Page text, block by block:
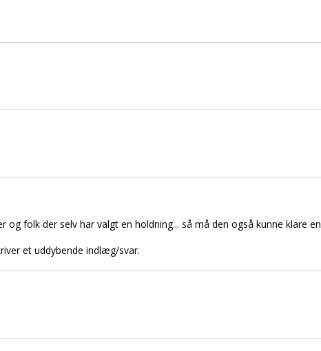
folk der selv har valgt en holdning... så må den også kunne klare en
et uddybende indlæg/svar.